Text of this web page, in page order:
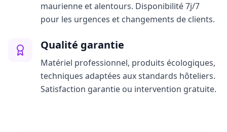
maurienne et alentours. Disponibilité 7j/7
pour les urgences et changements de clients.
Qualité garantie
Matériel professionnel, produits écologiques,
techniques adaptées aux standards hôteliers.
Satisfaction garantie ou intervention gratuite.